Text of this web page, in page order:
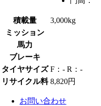
積載量
3,000kg
ミッション
馬力
ブレーキ
タイヤサイズ F：- R：-
リサイクル料 8,820円
お問い合わせ